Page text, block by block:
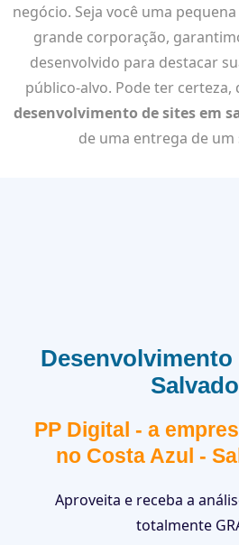
negócio. Seja você uma
grande corporação,
desenvolvido para destacar
público-alvo. Pode ter certeza,
desenvolvimento de sites em
de uma entrega de
Desenvolvimento
PP Digital - a
no Costa Azul -
Aproveita e receba a
totalmente